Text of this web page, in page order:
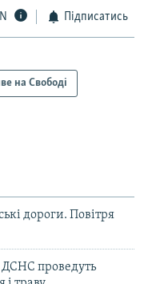
Підписатись
на Свободі
дороги. Повітря
ДСНС проведуть